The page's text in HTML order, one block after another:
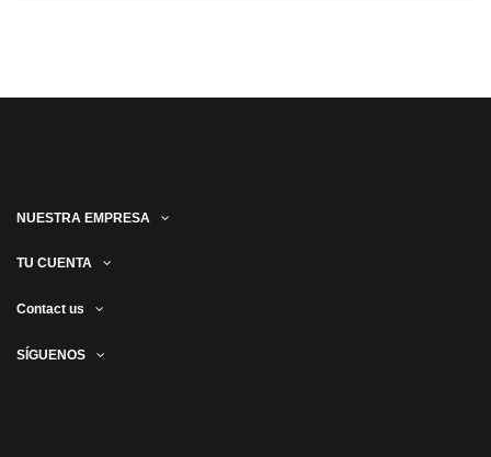
NUESTRA EMPRESA
TU CUENTA
Contact us
SÍGUENOS